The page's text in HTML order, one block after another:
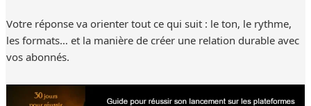
Votre réponse va orienter tout ce qui suit : le ton, le rythme,
les formats… et la manière de créer une relation durable avec
vos abonnés.